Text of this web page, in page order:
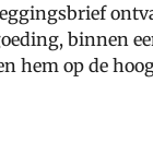
binnen
hem op de